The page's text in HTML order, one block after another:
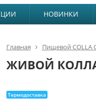
НОВИНКИ
Главная Пищевой COLLA
ЖИВОЙ
Термодоставка